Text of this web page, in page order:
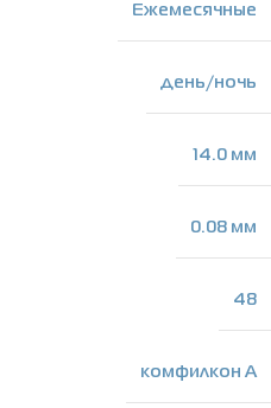
Ежемесячные
день/ночь
14.0 мм
0.08 мм
48
комфилкон А